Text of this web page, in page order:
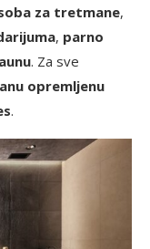
za tretmane,
, parno
. Za sve
opremljenu
.